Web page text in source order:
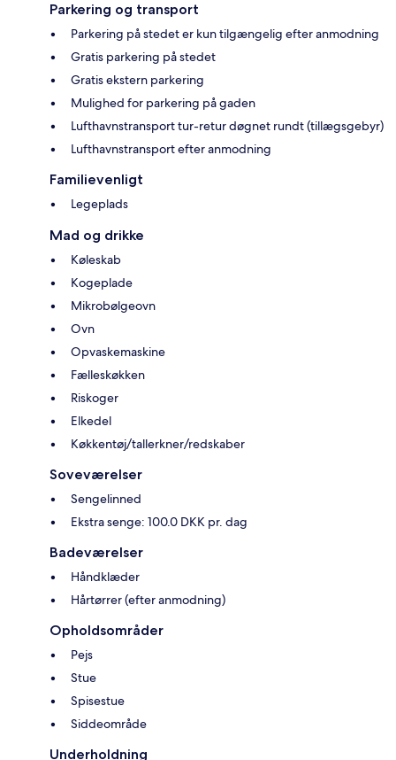
Parkering og transport
Parkering på stedet er kun tilgængelig efter anmodning
Gratis parkering på stedet
Gratis ekstern parkering
Mulighed for parkering på gaden
Lufthavnstransport tur-retur døgnet rundt (tillægsgebyr)
Lufthavnstransport efter anmodning
Familievenligt
Legeplads
Mad og drikke
Køleskab
Kogeplade
Mikrobølgeovn
Ovn
Opvaskemaskine
Fælleskøkken
Riskoger
Elkedel
Køkkentøj/tallerkner/redskaber
Soveværelser
Sengelinned
Ekstra senge: 100.0 DKK pr. dag
Badeværelser
Håndklæder
Hårtørrer (efter anmodning)
Opholdsområder
Pejs
Stue
Spisestue
Siddeområde
Underholdning